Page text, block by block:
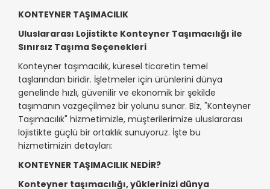
KONTEYNER TAŞIMACILIK
Uluslararası Lojistikte Konteyner Taşımacılığı ile
Sınırsız Taşıma Seçenekleri
Konteyner taşımacılık, küresel ticaretin temel
taşlarından biridir. İşletmeler için ürünlerini dünya
genelinde hızlı, güvenilir ve ekonomik bir şekilde
taşımanın vazgeçilmez bir yolunu sunar. Biz, "Konteyner
Taşımacılık" hizmetimizle, müşterilerimize uluslararası
lojistikte güçlü bir ortaklık sunuyoruz. İşte bu
hizmetimizin detayları:
KONTEYNER TAŞIMACILIK NEDİR?
Konteyner taşımacılığı, yüklerinizi dünya